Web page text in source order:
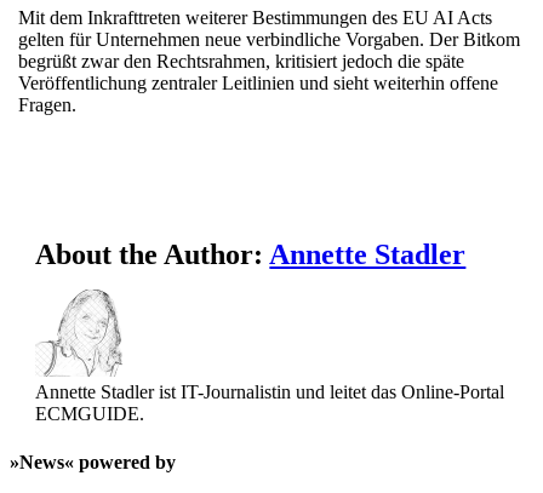
Mit dem Inkrafttreten weiterer Bestimmungen des EU AI Acts
gelten für Unternehmen neue verbindliche Vorgaben. Der Bitkom
begrüßt zwar den Rechtsrahmen, kritisiert jedoch die späte
Veröffentlichung zentraler Leitlinien und sieht weiterhin offene
Fragen.
About the Author:Annette Stadler
Annette Stadler ist IT-Journalistin und leitet das Online-Portal
ECMGUIDE.
»News« powered by